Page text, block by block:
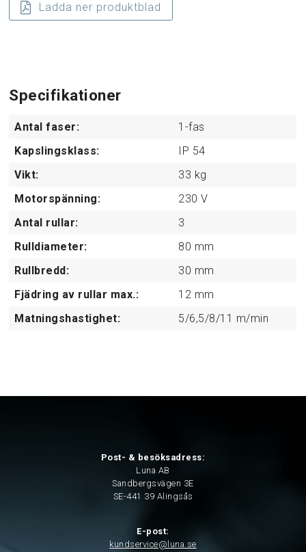
Ladda ner produktblad
Specifikationer
Antal faser:
1-fas
Kapslingsklass:
IP 54
Vikt:
33 kg
Motorspänning:
230 V
Antal rullar:
3
Rulldiameter:
80 mm
Rullbredd:
30 mm
Fjädring av rullar max.:
12 mm
Matningshastighet:
5/6,5/8/11 m/min
Post- & besöksadress:
Luna AB
Sandbergsvägen 3E
SE-441 39 Alingsås
E-post:
kundservice@luna.se